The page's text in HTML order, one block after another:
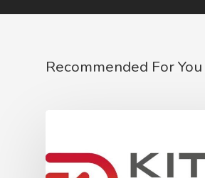
Recommended For You